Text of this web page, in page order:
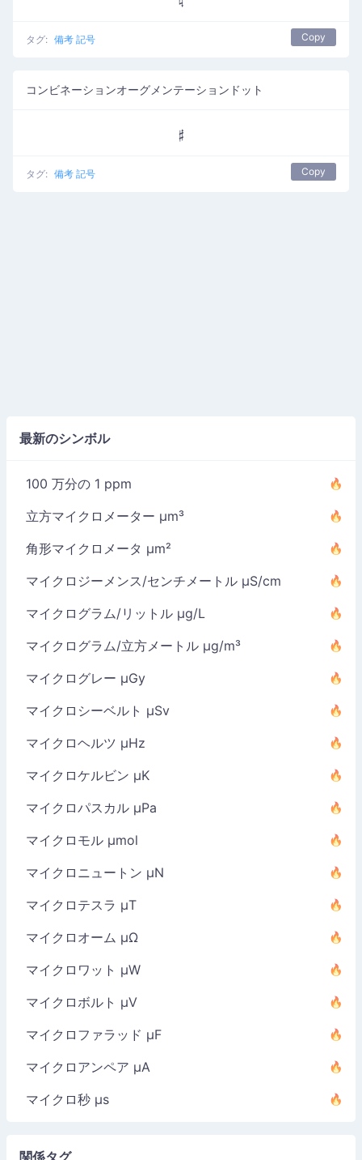
タグ: 備考 記号 Copy
コンビネーションオーグメンテーションドット
𝄰
タグ: 備考 記号 Copy
最新のシンボル
100 万分の 1 ppm
立方マイクロメーター µm³
角形マイクロメータ µm²
マイクロジーメンス/センチメートル µS/cm
マイクログラム/リットル µg/L
マイクログラム/立方メートル µg/m³
マイクログレー µGy
マイクロシーベルト µSv
マイクロヘルツ µHz
マイクロケルビン µK
マイクロパスカル µPa
マイクロモル µmol
マイクロニュートン µN
マイクロテスラ µT
マイクロオーム µΩ
マイクロワット µW
マイクロボルト µV
マイクロファラッド µF
マイクロアンペア µA
マイクロ秒 µs
関係タグ